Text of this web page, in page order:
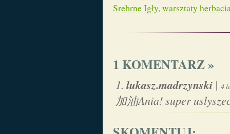
Srebrne Igły,warsztaty
1 KOMENTARZ »
lukasz.madrzynski | 4
加油Ania! super